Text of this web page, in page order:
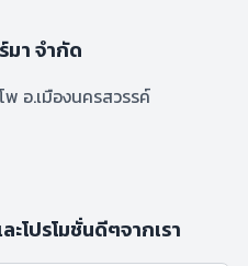
มา จำกัด
พ อ.เมืองนครสวรรค์
โปรโมชั่นดีๆจากเรา